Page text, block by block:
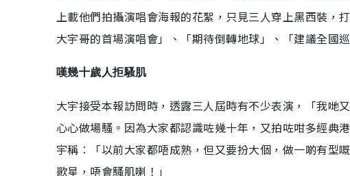
上載他們拍攝演唱會海報的花絮，只見三人穿上黑西裝
大宇哥的首場演唱會」、「期待倒轉地球」、「建議全國
嘆幾十歲人拒騷肌
大宇接受本報訪問時，透露三人屆時有不少表演，「我哋
心心做場騷。因為大家都認識咗幾十年，又拍咗咁多經典
宇稱︰「以前大家都唔成熟，但又要扮大個，做一啲有型
歌星，唔會騷肌喇！」